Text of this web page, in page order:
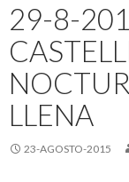
29-8-
LLENA
23-AGOSTO-2015